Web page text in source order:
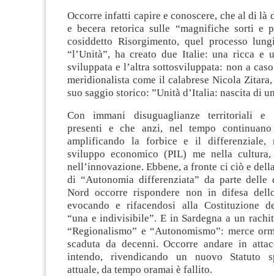
Occorre infatti capire e conoscere, che al di là
e becera retorica sulle “magnifiche sorti e
cosiddetto Risorgimento, quel processo
“l’Unità”, ha creato due Italie: una ricca e
sviluppata e l’altra sottosviluppata: non a
meridionalista come il calabrese Nicola
suo saggio storico: ”Unità d’Italia: nascita di
Con immani disuguaglianze territoriali e
presenti e che anzi, nel tempo continuano
amplificando la forbice e il differenziale,
sviluppo economico (PIL) me nella cultura,
nell’innovazione. Ebbene, a fronte ci ciò e
di “Autonomia differenziata” da parte delle
Nord occorre rispondere non in difesa
evocando e rifacendosi alla Costituzione
“una e indivisibile”. E in Sardegna a un
“Regionalismo” e “Autonomismo”: merce
scaduta da decenni. Occorre andare in
intendo, rivendicando un nuovo Statuto
attuale, da tempo oramai è fallito.